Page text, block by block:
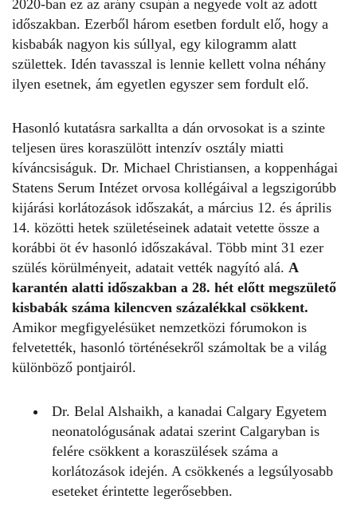
2020-ban ez az arány csupán a negyede volt az adott
időszakban. Ezerből három esetben fordult elő, hogy a
kisbabák nagyon kis súllyal, egy kilogramm alatt
születtek. Idén tavasszal is lennie kellett volna néhány
ilyen esetnek, ám egyetlen egyszer sem fordult elő.
Hasonló kutatásra sarkallta a dán orvosokat is a szinte
teljesen üres koraszülött intenzív osztály miatti
kíváncsiságuk. Dr. Michael Christiansen, a koppenhágai
Statens Serum Intézet orvosa kollégáival a legszigorúbb
kijárási korlátozások időszakát, a március 12. és április
14. közötti hetek születéseinek adatait vetette össze a
korábbi öt év hasonló időszakával. Több mint 31 ezer
szülés körülményeit, adatait vették nagyító alá. A
karantén alatti időszakban a 28. hét előtt megszülető
kisbabák száma kilencven százalékkal csökkent.
Amikor megfigyelésüket nemzetközi fórumokon is
felvetették, hasonló történésekről számoltak be a világ
különböző pontjairól.
Dr. Belal Alshaikh, a kanadai Calgary Egyetem
neonatológusának adatai szerint Calgaryban is
felére csökkent a koraszülések száma a
korlátozások idején. A csökkenés a legsúlyosabb
eseteket érintette legerősebben.